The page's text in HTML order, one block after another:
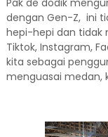
Pak de dodik
dengan Gen-Z, ini
hepi-hepi dan tidak
Tiktok, Instagram,
kita sebagai
menguasai medan,